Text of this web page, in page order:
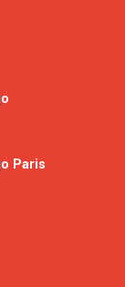
Paris